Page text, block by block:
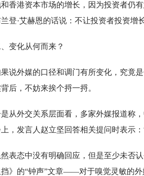
香港资本市场的增长，因为投资者仍
登·艾赫恩的话说：不让投资者投资增
、变化从何而来？
说外媒的口径和调门有所变化，究竟
后，不妨来挨个捋一捋。
从外交关系层面看，多家外媒报道称
，发言人赵立坚回答相关提问时表示
然表态中没有明确回应，但是至少未否
挡》的“钟声”文章——对于嗅觉灵敏的外